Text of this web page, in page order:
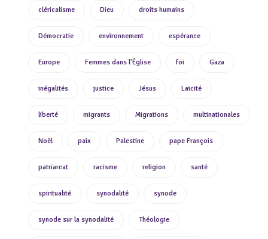
cléricalisme Dieu droits humains
Démocratie environnement espérance
Europe Femmes dans l'Église foi Gaza
inégalités justice Jésus Laïcité
liberté migrants Migrations multinationales
Noël paix Palestine pape François
patriarcat racisme religion santé
spiritualité synodalité synode
synode sur la synodalité Théologie